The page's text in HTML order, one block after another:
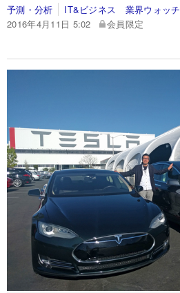
予測・分析
IT&ビジネス 業界ウォッチ
2016年4月11日 5:02
会員限定